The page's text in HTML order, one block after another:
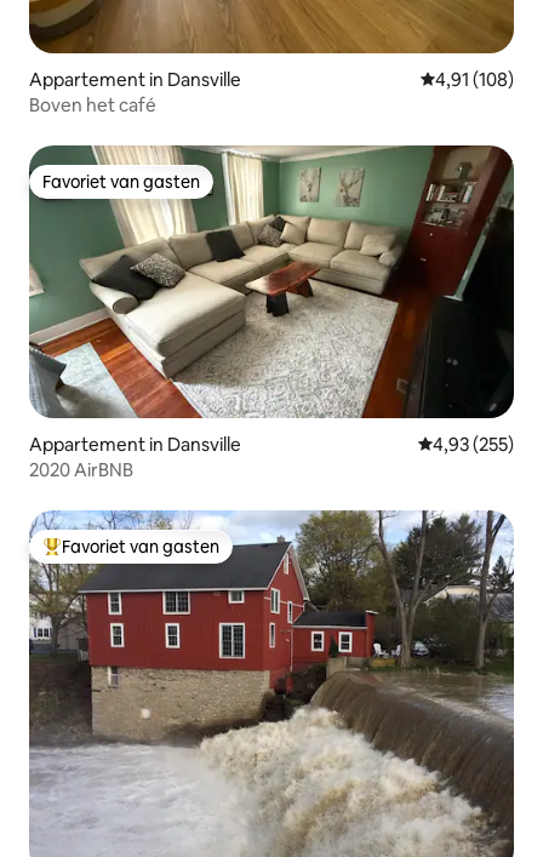
Appartement in Dansville Gemiddelde
4,91 (108)
Boven het café
Favoriet van gasten
Favoriet van gasten
Appartement in Dansville Gemiddelde
4,93 (255)
2020 AirBNB
Topfavoriet van gasten
Favoriet van gasten